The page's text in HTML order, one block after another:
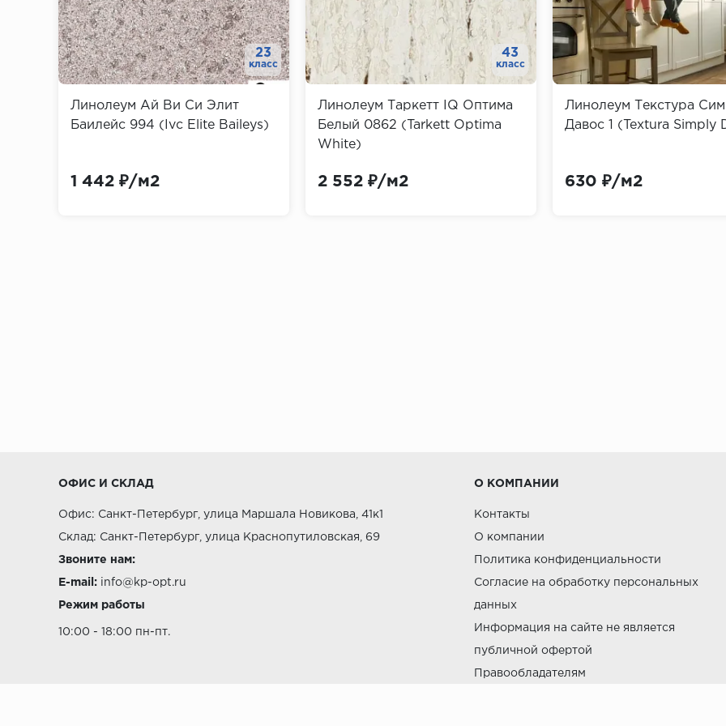
Составные из двух частей – внутренней (основа) и наружной (декоративная). В комплект
скрыть неровности стен.
По методам декорирования
Загрунтованные и неокрашенные, что позволяет их красить
Самый доступный по цене материал, не впитывающий влагу, что делает его идеальным для
Критерии выбора
23
класс
Линолеум Ай Ви Си Элит
Баилейс 994 (Ivc Elite Baileys)
1 442 ₽/м2
43
класс
Линолеум Таркетт IQ Оптима
Белый 0862 (Tarkett Optima
White)
2 552 ₽/м2
Линолеум Текстура
Давос 1 (Textura Simply
630 ₽/м2
ОФИС И СКЛАД
Офис: Санкт-Петербург, улица Маршала Новикова, 41к1
Склад: Санкт-Петербург, улица Краснопутиловская, 69
Звоните нам:
E-mail: info@kp-opt.ru
Режим работы
10:00 - 18:00 пн-пт.
О КОМПАНИИ
Контакты
О компании
Политика конфиденциальности
Согласие на обработку персональных
данных
Информация на сайте не является
публичной офертой
Правообладателям